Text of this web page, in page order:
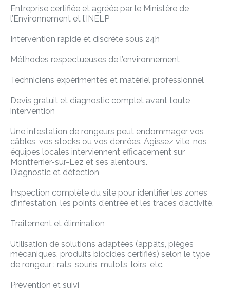
Entreprise certifiée et agréée par le Ministère de
l’Environnement et l’INELP
Intervention rapide et discrète sous 24h
Méthodes respectueuses de l’environnement
Techniciens expérimentés et matériel professionnel
Devis gratuit et diagnostic complet avant toute
intervention
Une infestation de rongeurs peut endommager vos
câbles, vos stocks ou vos denrées. Agissez vite, nos
équipes locales interviennent efficacement sur
Montferrier-sur-Lez et ses alentours.
Diagnostic et détection
Inspection complète du site pour identifier les zones
d’infestation, les points d’entrée et les traces d’activité.
Traitement et élimination
Utilisation de solutions adaptées (appâts, pièges
mécaniques, produits biocides certifiés) selon le type
de rongeur : rats, souris, mulots, loirs, etc.
Prévention et suivi